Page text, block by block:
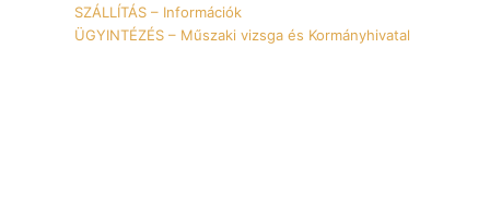
SZÁLLÍTÁS – Információk
ÜGYINTÉZÉS – Műszaki vizsga és Kormányhivatal